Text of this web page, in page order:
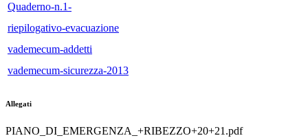
Quaderno-n.1-
riepilogativo-evacuazione
vademecum-addetti
vademecum-sicurezza-2013
Allegati
PIANO_DI_EMERGENZA_+RIBEZZO+20+21.pdf